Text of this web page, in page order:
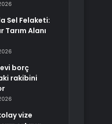
Sel Felaketi:
Tarım Alanı
borç
rakibini
vize